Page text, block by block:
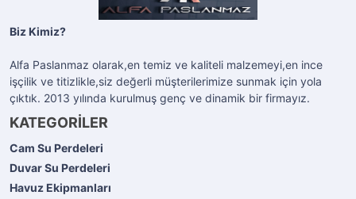
Biz Kimiz?
Alfa Paslanmaz olarak,en temiz ve kaliteli malzemeyi,en ince
işçilik ve titizlikle,siz değerli müşterilerimize sunmak için yola
çıktık. 2013 yılında kurulmuş genç ve dinamik bir firmayız.
KATEGORİLER
Cam Su Perdeleri
Duvar Su Perdeleri
Havuz Ekipmanları